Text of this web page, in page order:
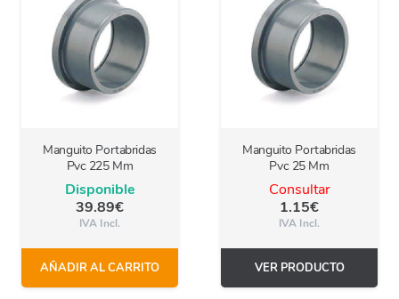
Manguito Portabridas
Pvc 225 Mm
Disponible
39.89€
IVA Incl.
AÑADIR AL CARRITO
Manguito Portabridas
Pvc 25 Mm
Consultar
1.15€
IVA Incl.
VER PRODUCTO